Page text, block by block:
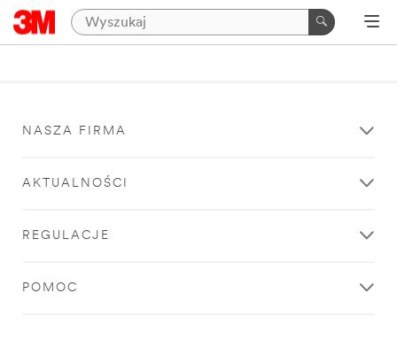
NASZA FIRMA
AKTUALNOŚCI
REGULACJE
POMOC